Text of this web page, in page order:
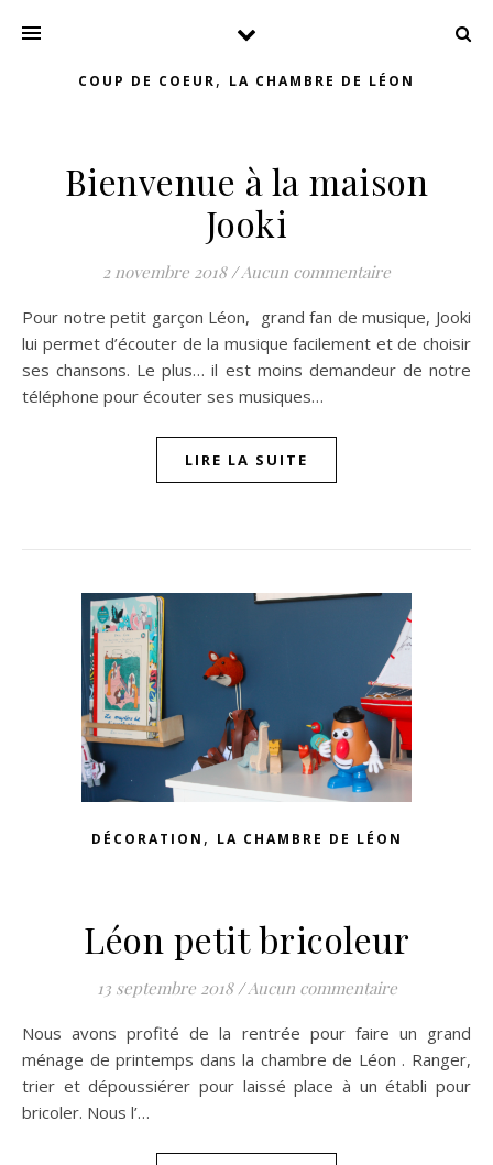
Facebook
sur Twitter sur Instagram
COUP DE COEUR, LA CHAMBRE DE LÉON
Bienvenue à la maison
Jooki
2 novembre 2018 /Aucun commentaire
Pour notre petit garçon Léon, grand fan de musique, Jooki
lui permet d’écouter de la musique facilement et de choisir
ses chansons. Le plus… il est moins demandeur de notre
téléphone pour écouter ses musiques…
LIRE LA SUITE
DÉCORATION , LA CHAMBRE DE LÉON
Léon petit bricoleur
13 septembre 2018 /Aucun commentaire
Nous avons profité de la rentrée pour faire un grand
ménage de printemps dans la chambre de Léon . Ranger,
trier et dépoussiérer pour laissé place à un établi pour
bricoler. Nous l’…